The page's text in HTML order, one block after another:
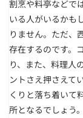
割烹や料亭などで
いる人がいるかも
りません。ただ、
存在するのです。
り、また、料理人
ントさえ押さえて
くりと落ち着いて
所となるでしょう。